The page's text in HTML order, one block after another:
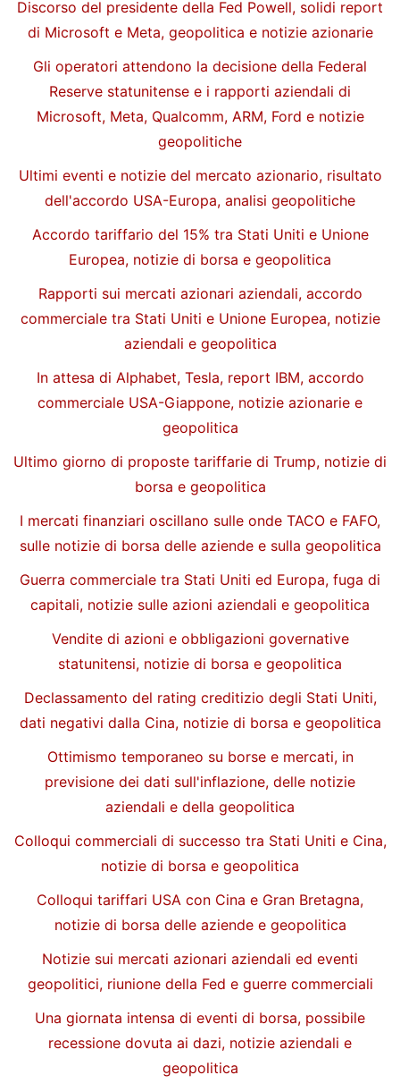
Discorso del presidente della Fed Powell, solidi report
di Microsoft e Meta, geopolitica e notizie azionarie
Gli operatori attendono la decisione della Federal
Reserve statunitense e i rapporti aziendali di
Microsoft, Meta, Qualcomm, ARM, Ford e notizie
geopolitiche
Ultimi eventi e notizie del mercato azionario, risultato
dell'accordo USA-Europa, analisi geopolitiche
Accordo tariffario del 15% tra Stati Uniti e Unione
Europea, notizie di borsa e geopolitica
Rapporti sui mercati azionari aziendali, accordo
commerciale tra Stati Uniti e Unione Europea, notizie
aziendali e geopolitica
In attesa di Alphabet, Tesla, report IBM, accordo
commerciale USA-Giappone, notizie azionarie e
geopolitica
Ultimo giorno di proposte tariffarie di Trump, notizie di
borsa e geopolitica
I mercati finanziari oscillano sulle onde TACO e FAFO,
sulle notizie di borsa delle aziende e sulla geopolitica
Guerra commerciale tra Stati Uniti ed Europa, fuga di
capitali, notizie sulle azioni aziendali e geopolitica
Vendite di azioni e obbligazioni governative
statunitensi, notizie di borsa e geopolitica
Declassamento del rating creditizio degli Stati Uniti,
dati negativi dalla Cina, notizie di borsa e geopolitica
Ottimismo temporaneo su borse e mercati, in
previsione dei dati sull'inflazione, delle notizie
aziendali e della geopolitica
Colloqui commerciali di successo tra Stati Uniti e Cina,
notizie di borsa e geopolitica
Colloqui tariffari USA con Cina e Gran Bretagna,
notizie di borsa delle aziende e geopolitica
Notizie sui mercati azionari aziendali ed eventi
geopolitici, riunione della Fed e guerre commerciali
Una giornata intensa di eventi di borsa, possibile
recessione dovuta ai dazi, notizie aziendali e
geopolitica